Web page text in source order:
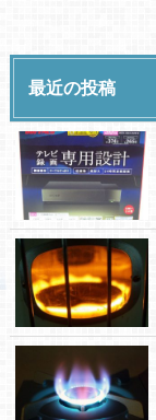
最近の投稿